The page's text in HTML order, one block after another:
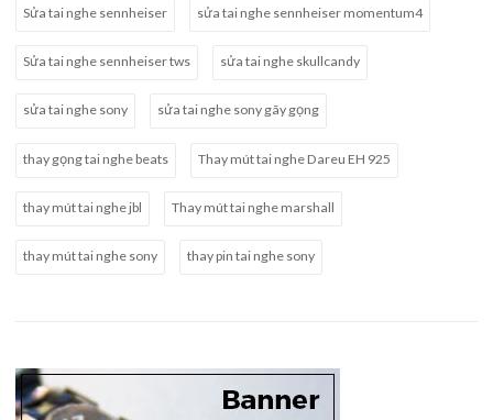
Sửa tai nghe sennheiser sửa tai nghe sennheiser momentum4
Sửa tai nghe sennheiser tws sửa tai nghe skullcandy
sửa tai nghe sony sửa tai nghe sony gãy gọng
thay gọng tai nghe beats Thay mút tai nghe Dareu EH 925
thay mút tai nghe jbl Thay mút tai nghe marshall
thay mút tai nghe sony thay pin tai nghe sony